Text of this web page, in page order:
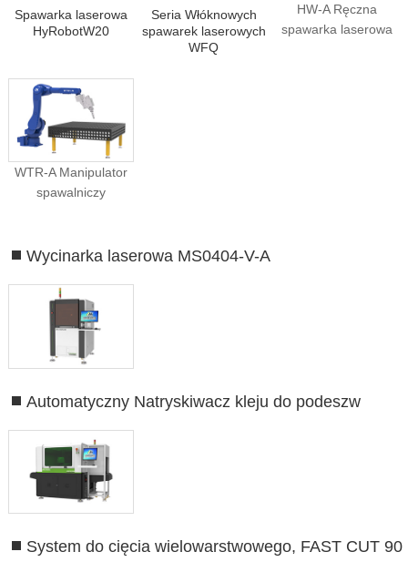
Spawarka laserowa
HyRobotW20
Seria Włóknowych
spawarek laserowych
WFQ
HW-A Ręczna
spawarka laserowa
WTR-A Manipulator
spawalniczy
Wycinarka laserowa MS0404-V-A
Automatyczny Natryskiwacz kleju do podeszw
System do cięcia wielowarstwowego, FAST CUT 90